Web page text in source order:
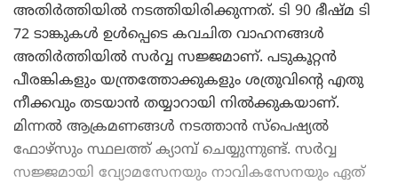
അതിർത്തിയിൽ നടത്തിയിരിക്കുന്നത്. ടി 90 ഭീഷ്മ ടി
72 ടാങ്കുകൾ ഉൾപ്പെടെ കവചിത വാഹനങ്ങൾ
അതിർത്തിയിൽ സർവ്വ സജ്ജമാണ്. പടുകൂറ്റൻ
പീരങ്കികളും യന്ത്രത്തോക്കുകളും ശത്രുവിന്റെ എതു
നീക്കവും തടയാൻ തയ്യാറായി നിൽക്കുകയാണ്.
മിന്നൽ ആക്രമണങ്ങൾ നടത്താൻ സ്പെഷ്യൽ
ഫോഴ്സും സ്ഥലത്ത് ക്യാമ്പ് ചെയ്യുന്നുണ്ട്. സർവ്വ
സജ്ജമായി വ്യോമസേനയും നാവികസേനയും ഏത്